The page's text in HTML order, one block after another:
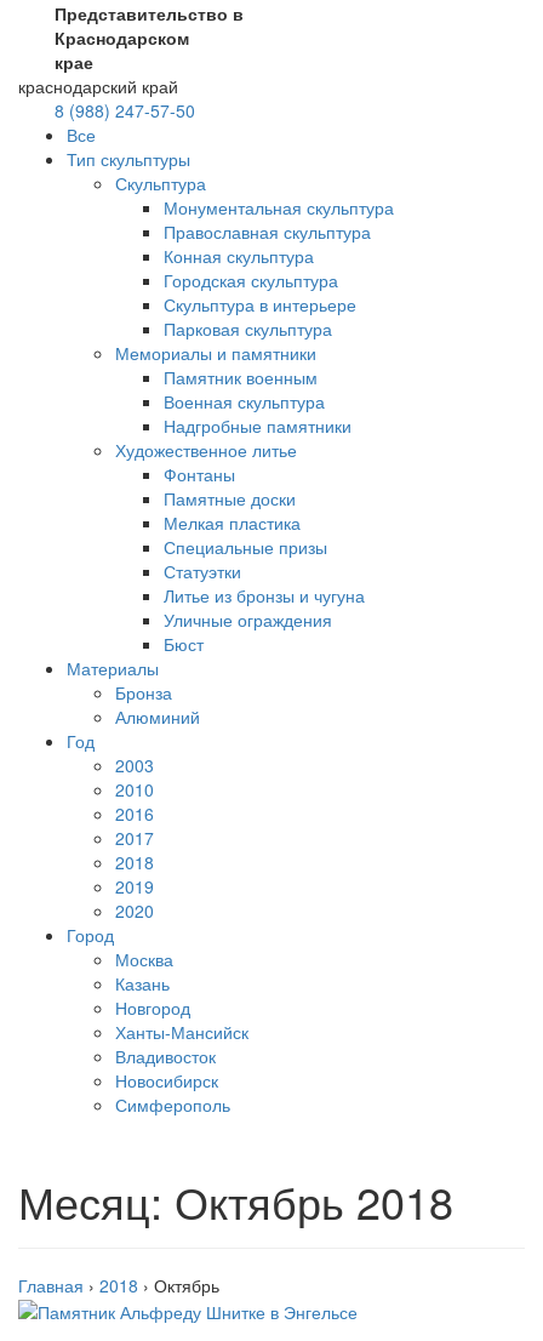
Представительство в
Краснодарском
крае
краснодарский край
8 (988) 247-57-50
Все
Тип скульптуры
Скульптура
Монументальная скульптура
Православная скульптура
Конная скульптура
Городская скульптура
Скульптура в интерьере
Парковая скульптура
Мемориалы и памятники
Памятник военным
Военная скульптура
Надгробные памятники
Художественное литье
Фонтаны
Памятные доски
Мелкая пластика
Специальные призы
Статуэтки
Литье из бронзы и чугуна
Уличные ограждения
Бюст
Материалы
Бронза
Алюминий
Год
2003
2010
2016
2017
2018
2019
2020
Город
Москва
Казань
Новгород
Ханты-Мансийск
Владивосток
Новосибирск
Симферополь
Месяц: Октябрь 2018
Главная › 2018 › Октябрь